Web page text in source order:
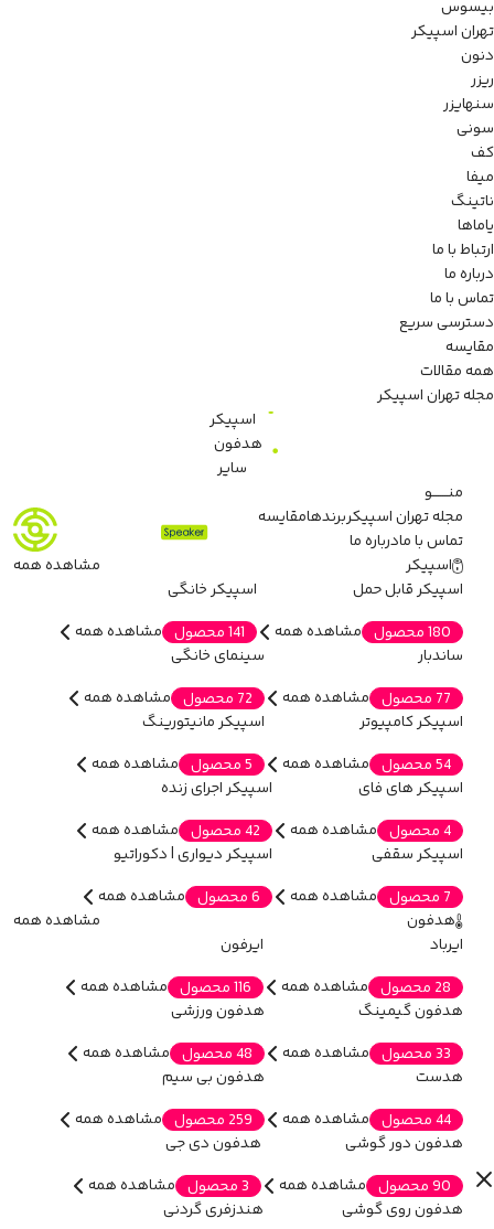
بیسوس
تهران اسپیکر
دنون
ریزر
سنهایزر
سونی
کف
میفا
ناتینگ
یاماها
ارتباط با ما
درباره ما
تماس با ما
دسترسی سریع
مقایسه
همه مقالات
مجله تهران اسپیکر
اسپیکر
هدفون
سایر
منـــــــو
مجله تهران اسپیکربرندهامقایسه
تماس با مادرباره ما
اسپیکر
مشاهده همه
اسپیکر قابل حمل
180 محصول
مشاهده همه
اسپیکر خانگی
141 محصول
مشاهده همه
ساندبار
77 محصول
مشاهده همه
سینمای خانگی
72 محصول
مشاهده همه
اسپیکر کامپیوتر
54 محصول
مشاهده همه
اسپیکر مانیتورینگ
5 محصول
مشاهده همه
اسپیکر های فای
4 محصول
مشاهده همه
اسپیکر اجرای زنده
42 محصول
مشاهده همه
اسپیکر سقفی
7 محصول
مشاهده همه
اسپیکر دیواری | دکوراتیو
6 محصول
مشاهده همه
هدفون
مشاهده همه
ایرباد
28 محصول
مشاهده همه
ایرفون
116 محصول
مشاهده همه
هدفون گیمینگ
33 محصول
مشاهده همه
هدفون ورزشی
48 محصول
مشاهده همه
هدست
44 محصول
مشاهده همه
هدفون بی سیم
259 محصول
مشاهده همه
هدفون دور گوشی
90 محصول
مشاهده همه
هدفون دی جی
3 محصول
مشاهده همه
هدفون روی گوشی
هندزفری گردنی